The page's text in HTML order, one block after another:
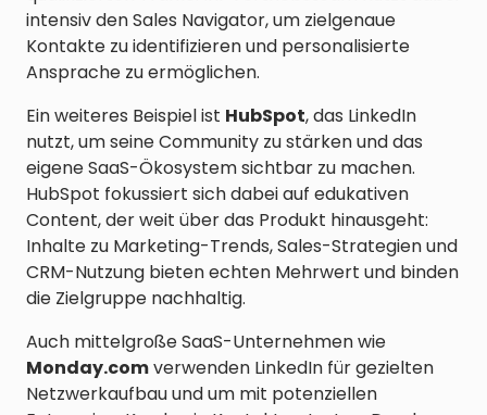
intensiv den Sales Navigator, um zielgenaue
Kontakte zu identifizieren und personalisierte
Ansprache zu ermöglichen.
Ein weiteres Beispiel ist HubSpot, das LinkedIn
nutzt, um seine Community zu stärken und das
eigene SaaS-Ökosystem sichtbar zu machen.
HubSpot fokussiert sich dabei auf edukativen
Content, der weit über das Produkt hinausgeht:
Inhalte zu Marketing-Trends, Sales-Strategien und
CRM-Nutzung bieten echten Mehrwert und binden
die Zielgruppe nachhaltig.
Auch mittelgroße SaaS-Unternehmen wie
Monday.comverwenden LinkedIn für gezielten
Netzwerkaufbau und um mit potenziellen